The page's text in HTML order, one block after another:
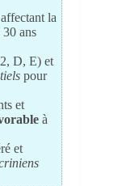
affectant la
ans
D, E) et
pour
et
à
et